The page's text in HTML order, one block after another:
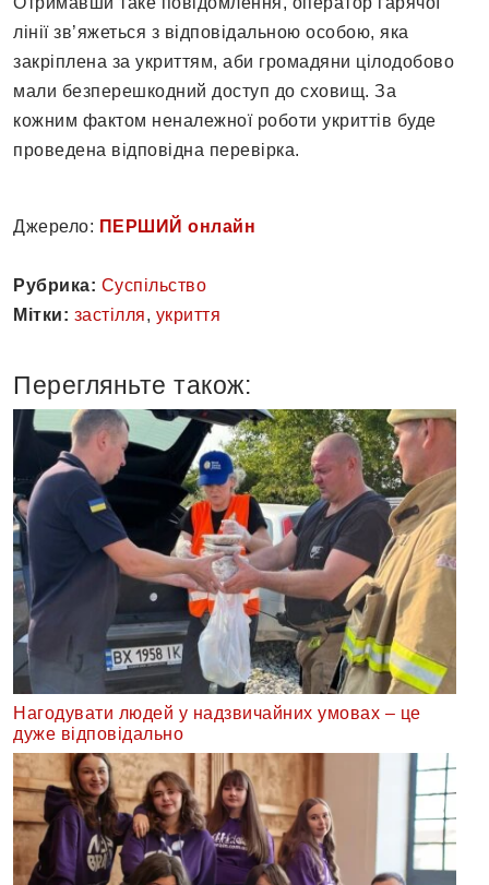
лінії зв’яжеться з відповідальною особою, яка
закріплена за укриттям, аби громадяни цілодобово
мали безперешкодний доступ до сховищ. За
кожним фактом неналежної роботи укриттів буде
проведена відповідна перевірка.
Джерело: ПЕРШИЙ онлайн
Рубрика: Суспільство
Мітки: застілля, укриття
Перегляньте також:
Нагодувати людей у надзвичайних умовах – це
дуже відповідально